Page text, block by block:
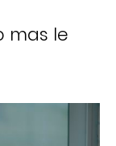
mas le